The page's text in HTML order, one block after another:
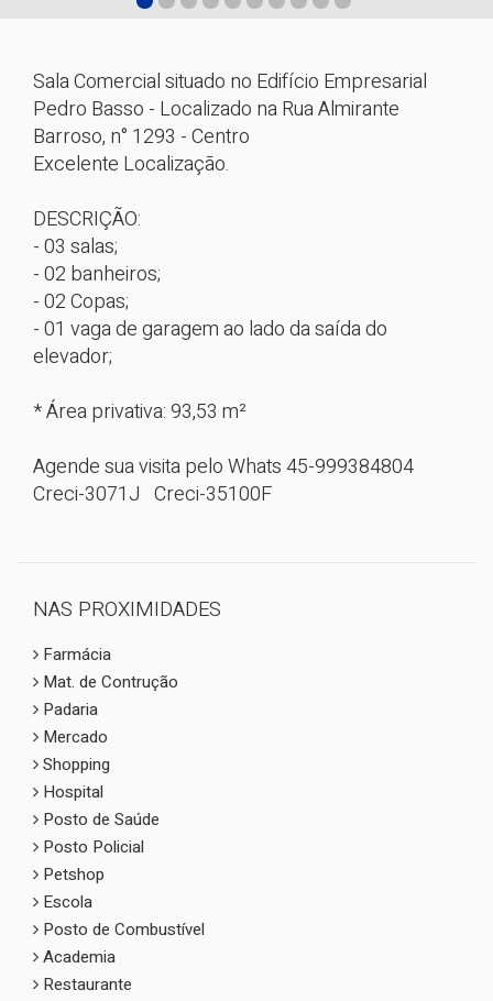
Sala Comercial situado no Edifício Empresarial
Pedro Basso - Localizado na Rua Almirante
Barroso, n° 1293 - Centro
Excelente Localização.
DESCRIÇÃO:
- 03 salas;
- 02 banheiros;
- 02 Copas;
- 01 vaga de garagem ao lado da saída do
elevador;
* Área privativa: 93,53 m²
Agende sua visita pelo Whats 45-999384804
Creci-3071J   Creci-35100F
NAS PROXIMIDADES
Farmácia
Mat. de Contrução
Padaria
Mercado
Shopping
Hospital
Posto de Saúde
Posto Policial
Petshop
Escola
Posto de Combustível
Academia
Restaurante